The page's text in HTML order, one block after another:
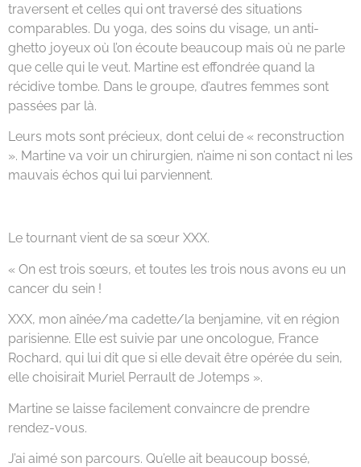
traversent et celles qui ont traversé des situations
comparables. Du yoga, des soins du visage, un anti-
ghetto joyeux où l’on écoute beaucoup mais où ne parle
que celle qui le veut. Martine est effondrée quand la
récidive tombe. Dans le groupe, d’autres femmes sont
passées par là.
Leurs mots sont précieux, dont celui de « reconstruction
». Martine va voir un chirurgien, n’aime ni son contact ni les
mauvais échos qui lui parviennent.
Le tournant vient de sa sœur XXX.
« On est trois sœurs, et toutes les trois nous avons eu un
cancer du sein !
XXX, mon aînée/ma cadette/la benjamine, vit en région
parisienne. Elle est suivie par une oncologue, France
Rochard, qui lui dit que si elle devait être opérée du sein,
elle choisirait Muriel Perrault de Jotemps ».
Martine se laisse facilement convaincre de prendre
rendez-vous.
J’ai aimé son parcours. Qu’elle ait beaucoup bossé,